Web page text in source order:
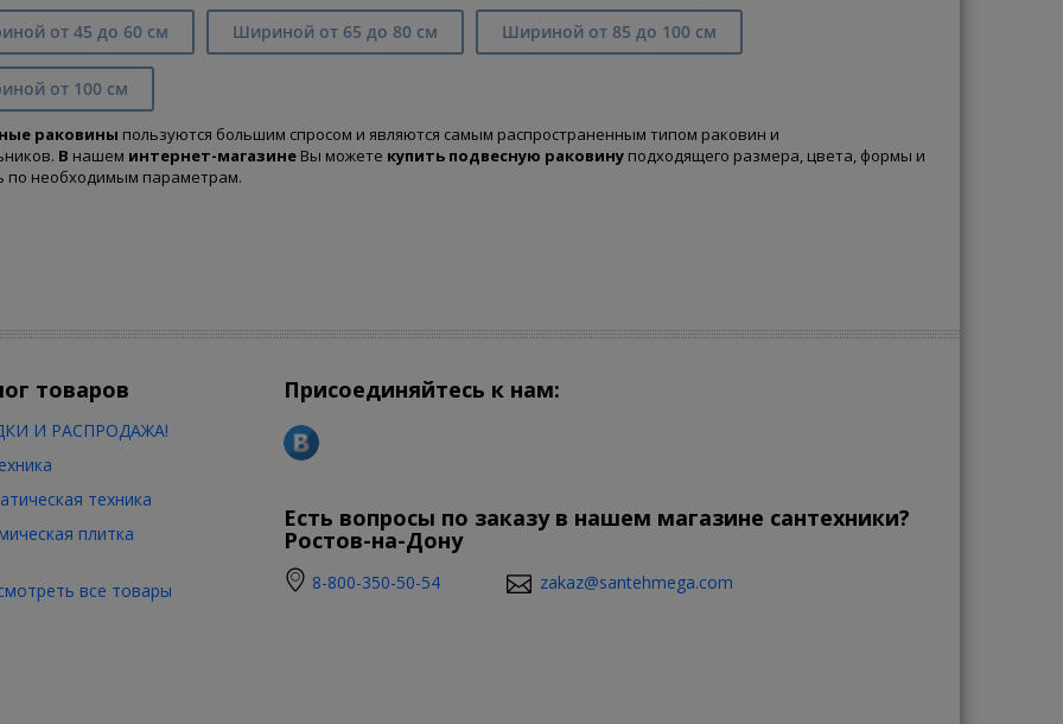
от 45 до 60 см Шириной от 65 до 80 см Шириной от 85 до 100 см
от 100 см
раковины пользуются большим спросом и являются самым распространенным типом раковин и
В нашем интернет-магазинеВы можете купить подвесную раковинуподходящего размера, цвета, формы и
по необходимым параметрам.
товаров
И РАСПРОДАЖА!
техника
плитка
все товары
Присоединяйтесь к нам:
Есть вопросы по заказу в нашем магазине сантехники?
Ростов-на-Дону
8-800-350-50-54 zakaz@santehmega.com